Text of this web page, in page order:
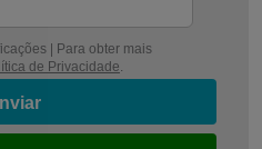
| Para obter mais
de Privacidade